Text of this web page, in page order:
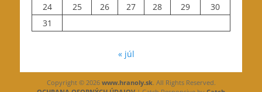
24
25 26 27 28 29
30
31
« júl
Copyright © 2026 www.hranoly.sk. All Rights Reserved.